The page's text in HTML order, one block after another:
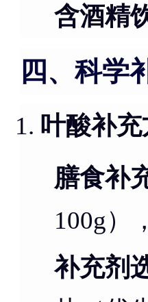
含酒精
四、科学
叶酸补
膳食补
100g）
补充剂